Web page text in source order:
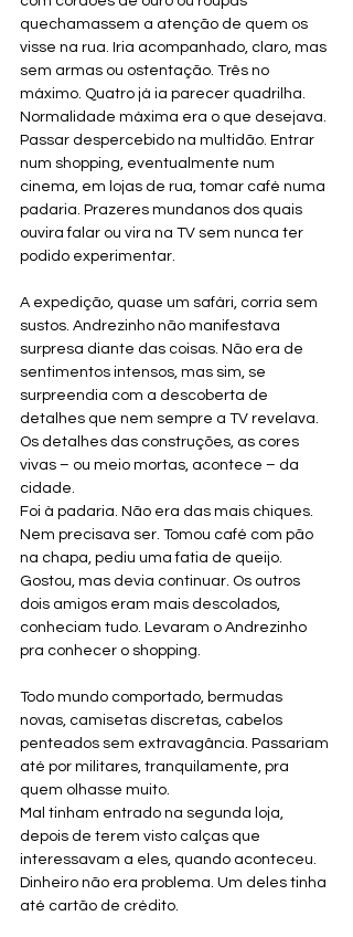
quechamassem a atenção de quem os
visse na rua. Iria acompanhado, claro, mas
sem armas ou ostentação. Três no
máximo. Quatro já ia parecer quadrilha.
Normalidade máxima era o que desejava.
Passar despercebido na multidão. Entrar
num shopping, eventualmente num
cinema, em lojas de rua, tomar café numa
padaria. Prazeres mundanos dos quais
ouvira falar ou vira na TV sem nunca ter
podido experimentar.
A expedição, quase um safári, corria sem
sustos. Andrezinho não manifestava
surpresa diante das coisas. Não era de
sentimentos intensos, mas sim, se
surpreendia com a descoberta de
detalhes que nem sempre a TV revelava.
Os detalhes das construções, as cores
vivas – ou meio mortas, acontece – da
cidade.
Foi à padaria. Não era das mais chiques.
Nem precisava ser. Tomou café com pão
na chapa, pediu uma fatia de queijo.
Gostou, mas devia continuar. Os outros
dois amigos eram mais descolados,
conheciam tudo. Levaram o Andrezinho
pra conhecer o shopping.
Todo mundo comportado, bermudas
novas, camisetas discretas, cabelos
penteados sem extravagância. Passariam
até por militares, tranquilamente, pra
quem olhasse muito.
Mal tinham entrado na segunda loja,
depois de terem visto calças que
interessavam a eles, quando aconteceu.
Dinheiro não era problema. Um deles tinha
até cartão de crédito.